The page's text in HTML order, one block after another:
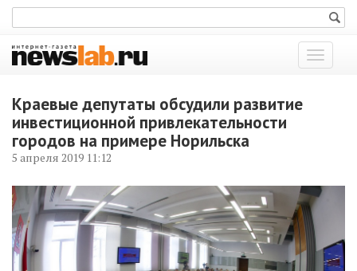
Показать
меню
Краевые депутаты обсудили развитие
инвестиционной привлекательности
городов на примере Норильска
5 апреля 2019 11:12